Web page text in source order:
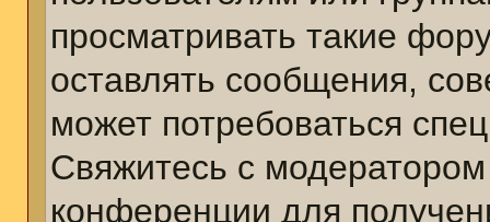
просматривать такие
оставлять сообщения,
может потребоваться
Свяжитесь с
конференции для